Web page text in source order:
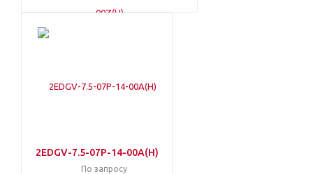
2EDGV-7.5-07P-14-00A(H)
По запросу